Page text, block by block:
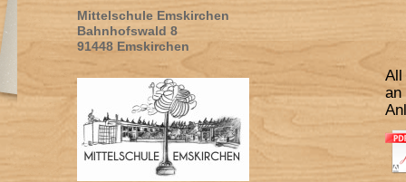
All
Mittelschule Emskirchen
Bahnhofswald 8
91448 Emskirchen